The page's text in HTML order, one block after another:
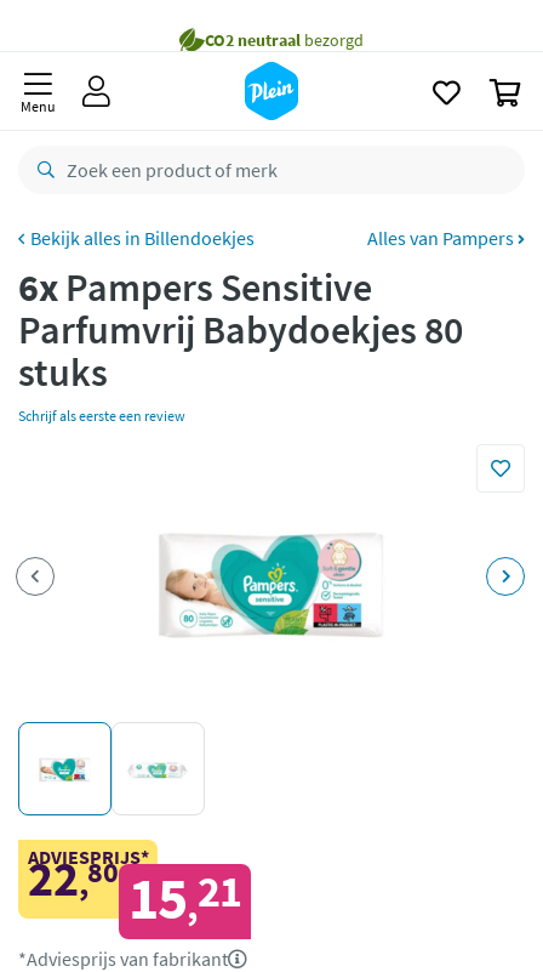
besteld,
Gratisretourneren
Betaal met Klarna
Menu
Billendoekjes Alles van Pampers
6x Pampers Sensitive
Parfumvrij Babydoekjes 80
stuks
Schrijf als eerste een review
ADVIESPRIJS*
22,80 15,21
*Adviesprijs van fabrikant